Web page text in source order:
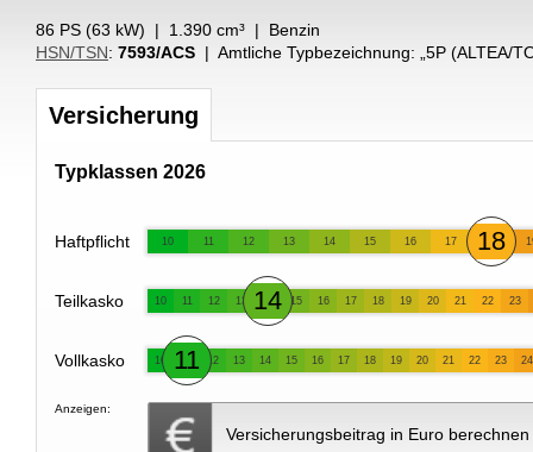
86 PS (63 kW) | 1.390 cm³ | Benzin
HSN/TSN: 7593/ACS | Amtliche Typbezeichnung: „ 5P (ALTEA/
Versicherung
Typklassen 2026
Haftpflicht 10 11 12 13 14 15 16 17 18
Teilkasko 10 11 12 13 14 15 16 17 18 19 20 21 22 23
Vollkasko 10 11 12 13 14 15 16 17 18 19 20 21 22 23 24
Anzeigen:
Versicherungsbeitrag in Euro berechnen